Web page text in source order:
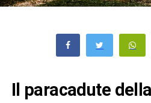
Il paracadute